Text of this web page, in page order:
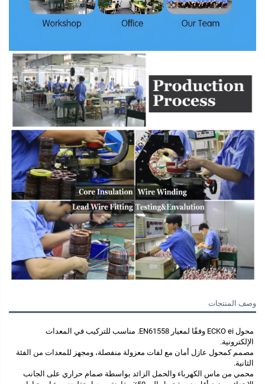
وصف المنتجات
الإلكترونية.
الثانية.